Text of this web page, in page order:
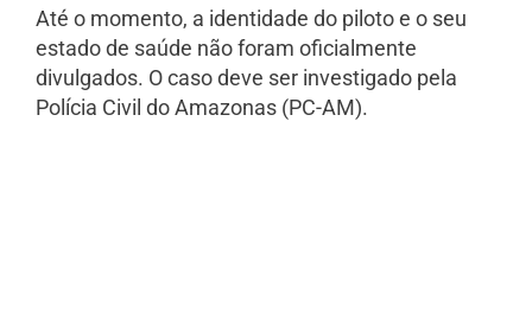
Até o momento, a identidade do piloto e o seu
estado de saúde não foram oficialmente
divulgados. O caso deve ser investigado pela
Polícia Civil do Amazonas (PC-AM).